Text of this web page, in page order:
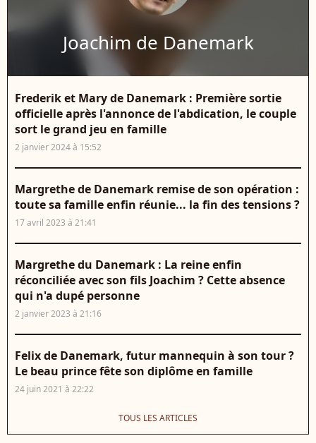
Joachim de Danemark
Frederik et Mary de Danemark : Première sortie
officielle après l'annonce de l'abdication, le couple
sort le grand jeu en famille
2 janvier 2024 à 15:52
Margrethe de Danemark remise de son opération :
toute sa famille enfin réunie... la fin des tensions ?
17 avril 2023 à 21:41
Margrethe du Danemark : La reine enfin
réconciliée avec son fils Joachim ? Cette absence
qui n'a dupé personne
2 janvier 2023 à 21:16
Felix de Danemark, futur mannequin à son tour ?
Le beau prince fête son diplôme en famille
24 juin 2021 à 22:22
TOUS LES ARTICLES